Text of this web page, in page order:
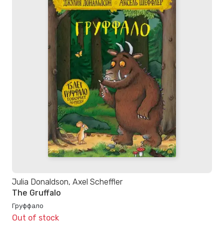
Julia Donaldson, Axel Scheffler
The Gruffalo
Груффало
Out of stock